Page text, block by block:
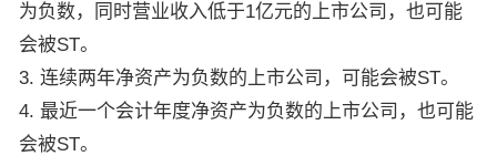
为负数，同时营业收入低于1亿元的上市公司，也可能
会被ST。
3. 连续两年净资产为负数的上市公司，可能会被ST。
4. 最近一个会计年度净资产为负数的上市公司，也可能
会被ST。